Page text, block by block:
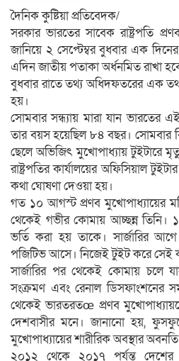
দৈনিক কুষ্টিয়া প্রতিবেদক/
সরকার ভারতের সাবেক রাষ্ট্রপতি
জানিয়ে ২ সেপ্টেম্বর বুধবার এক
এদিন জাতীয় পতাকা অর্ধনমিত রাখা
বুধবার রাতে তথ্য অধিদফতরের এক
হয়।
সোমবার সন্ধ্যায় মারা যান ভারতের
তার বয়স হয়েছিল ৮৪ বছর। সোমবার
ছেলে অভিজিৎ মুখোপাধ্যায় টুইটারে
রাষ্ট্রপতির কার্যালয়ের অফিসিয়াল
কথা ঘোষণা দেওয়া হয়।
গত ১০ আগস্ট প্রণব মুখোপাধ্যায়ের
থেকেই গভীর কোমায় আচ্ছন্ন তিনি।
ভর্তি করা হয় তাকে। সার্জারির
পজিটিভ আসে। নিজেই টুইট করে সেই
সার্জারির পর থেকেই কোমায় চলে
সংক্রমণ এবং রেনাল ডিসফাংশনের
থেকেই ভারতরতœ প্রণব
দেশবাসীর মনে। জানানো হয়,
মুখোপাধ্যায়ের শারীরিক অবস্থার
২০১২ থেকে ২০১৭ পর্যন্ত দেশের